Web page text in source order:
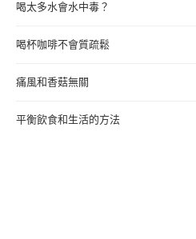
喝太多水會水中毒？
喝杯咖啡不會質疏鬆
痛風和香菇無關
平衡飲食和生活的方法